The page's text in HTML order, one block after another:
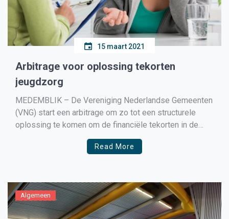
15 maart 2021
Arbitrage voor oplossing tekorten
jeugdzorg
MEDEMBLIK – De Vereniging Nederlandse Gemeenten
(VNG) start een arbitrage om zo tot een structurele
oplossing te komen om de financiële tekorten in de
jeugdzorg op te lossen. Afgelopen week werd duidelijk
dat er geen extra geld vanuit het Rijk naar de
Read More
Algemeen